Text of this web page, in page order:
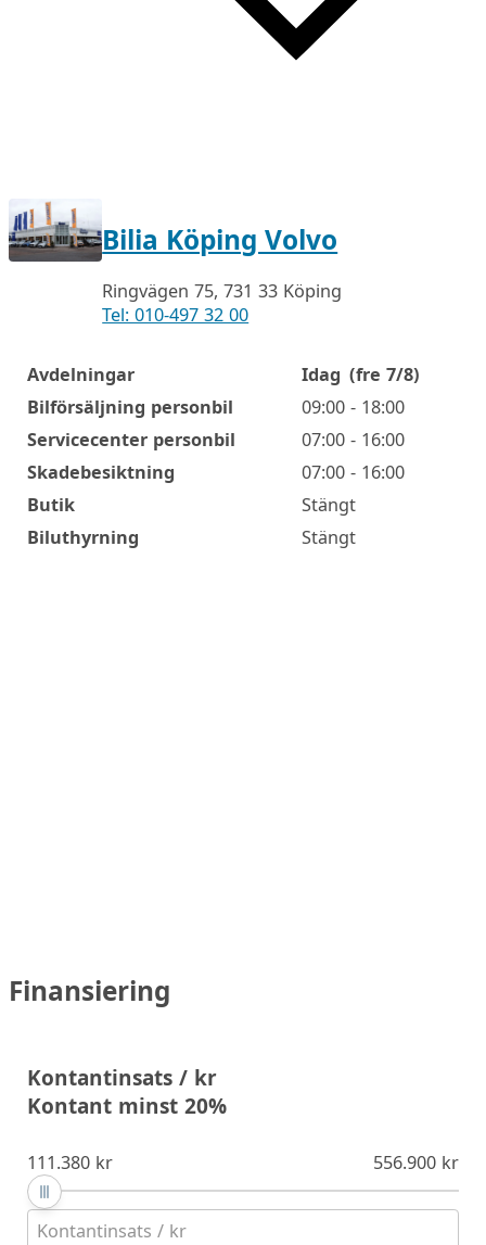
Bilia Köping Volvo
Ringvägen 75, 731 33 Köping
Tel: 010-497 32 00
Öppettider
Avdelningar Idag (fre 7/8)
Bilförsäljning personbil
09:00 - 18:00
Servicecenter personbil
07:00 - 16:00
Skadebesiktning
07:00 - 16:00
Butik
Stängt
Biluthyrning
Stängt
Finansiering
Kontantinsats / kr
Kontant minst 20%
111.380 kr 556.900 kr
Kontantinsats / kr